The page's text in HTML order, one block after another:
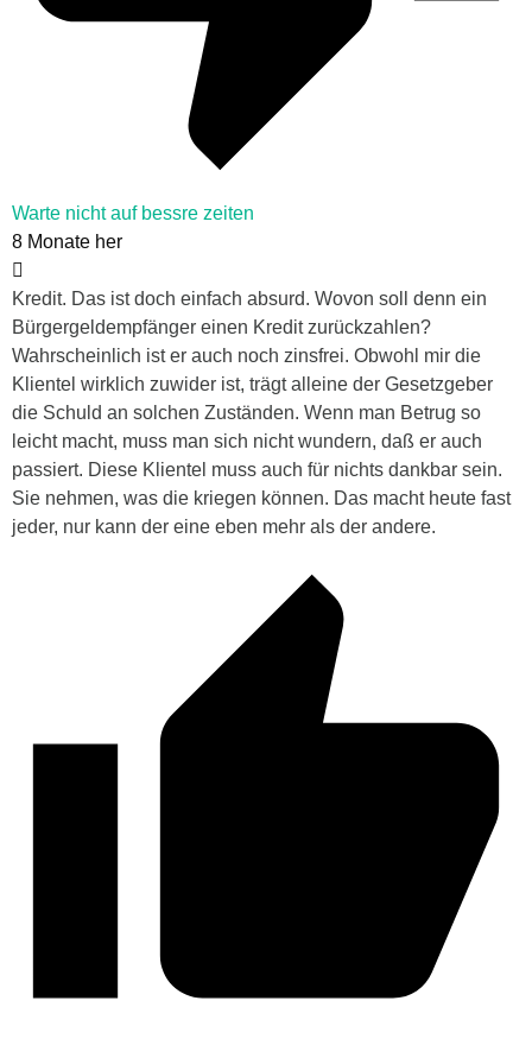
Warte nicht auf bessre zeiten
8 Monate her
Kredit. Das ist doch einfach absurd. Wovon soll denn ein
Bürgergeldempfänger einen Kredit zurückzahlen?
Wahrscheinlich ist er auch noch zinsfrei. Obwohl mir die
Klientel wirklich zuwider ist, trägt alleine der Gesetzgeber
die Schuld an solchen Zuständen. Wenn man Betrug so
leicht macht, muss man sich nicht wundern, daß er auch
passiert. Diese Klientel muss auch für nichts dankbar sein.
Sie nehmen, was die kriegen können. Das macht heute fast
jeder, nur kann der eine eben mehr als der andere.